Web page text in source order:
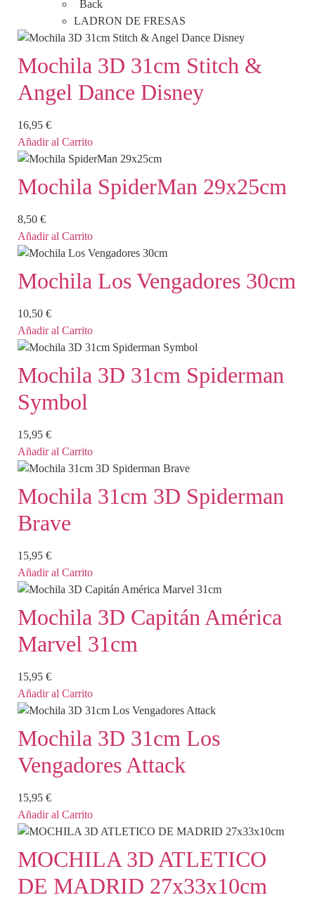
Back
LADRON DE FRESAS
Mochila 3D 31cm Stitch &
Angel Dance Disney
16,95 €
Añadir al Carrito
Mochila SpiderMan 29x25cm
8,50 €
Añadir al Carrito
Mochila Los Vengadores 30cm
10,50 €
Añadir al Carrito
Mochila 3D 31cm Spiderman
Symbol
15,95 €
Añadir al Carrito
Mochila 31cm 3D Spiderman
Brave
15,95 €
Añadir al Carrito
Mochila 3D Capitán América
Marvel 31cm
15,95 €
Añadir al Carrito
Mochila 3D 31cm Los
Vengadores Attack
15,95 €
Añadir al Carrito
MOCHILA 3D ATLETICO
DE MADRID 27x33x10cm